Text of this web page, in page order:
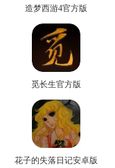
造梦西游4官方版
觅长生官方版
花子的失落日记安卓版